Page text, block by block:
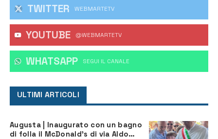
TWITTER WEBMARTETV
YOUTUBE @WEBMARTETV
WHATSAPP ‎SEGUI IL CANALE
ULTIMI ARTICOLI
Augusta | Inaugurato con un bagno
di folla il McDonald’s di via Aldo